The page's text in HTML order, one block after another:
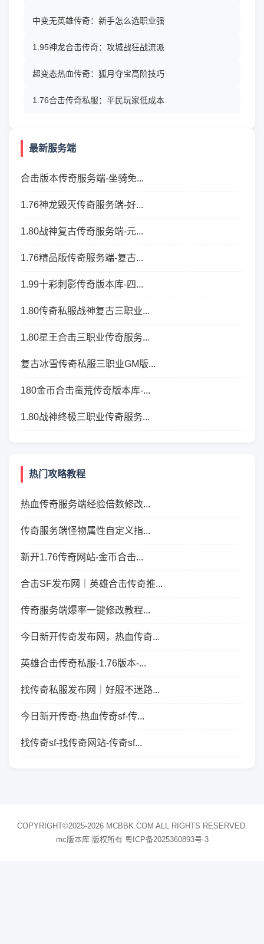
中变无英雄传奇：新手怎么选职业强
1.95神龙合击传奇：攻城战狂战流派
超变态热血传奇：狐月夺宝高阶技巧
1.76合击传奇私服：平民玩家低成本
最新服务端
合击版本传奇服务端-坐骑免...
1.76神龙毁灭传奇服务端-好...
1.80战神复古传奇服务端-元...
1.76精品版传奇服务端-复古...
1.99十彩刺影传奇版本库-四...
1.80传奇私服战神复古三职业...
1.80星王合击三职业传奇服务...
复古冰雪传奇私服三职业GM版...
180金币合击蛮荒传奇版本库-...
1.80战神终极三职业传奇服务...
热门攻略教程
热血传奇服务端经验倍数修改...
传奇服务端怪物属性自定义指...
新开1.76传奇网站-金币合击...
合击SF发布网｜英雄合击传奇推...
传奇服务端爆率一键修改教程...
今日新开传奇发布网，热血传奇...
英雄合击传奇私服-1.76版本-...
找传奇私服发布网｜好服不迷路...
今日新开传奇-热血传奇sf-传...
找传奇sf-找传奇网站-传奇sf...
COPYRIGHT©2025-2026 MCBBK.COM ALL RIGHTS RESERVED.
mc版本库 版权所有 粤ICP备2025360893号-3